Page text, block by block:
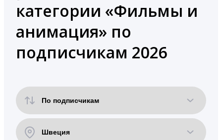
категории «Фильмы и
анимация» по
подписчикам 2026